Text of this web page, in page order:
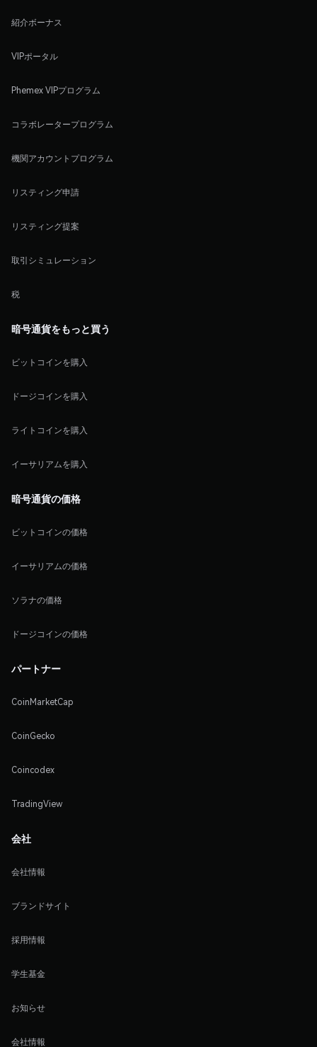
紹介ボーナス
VIPポータル
Phemex VIPプログラム
コラボレータープログラム
機関アカウントプログラム
リスティング申請
リスティング提案
取引シミュレーション
税
暗号通貨をもっと買う
ビットコインを購入
ドージコインを購入
ライトコインを購入
イーサリアムを購入
暗号通貨の価格
ビットコインの価格
イーサリアムの価格
ソラナの価格
ドージコインの価格
パートナー
CoinMarketCap
CoinGecko
Coincodex
TradingView
会社
会社情報
ブランドサイト
採用情報
学生基金
お知らせ
会社情報